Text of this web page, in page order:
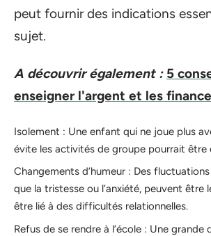
peut fournir des indications
sujet.
A découvrir également : 5
enseigner l'argent et les
Isolement : Une enfant qui ne joue plus
évite les activités de groupe pourrait être
Changements d’humeur : Des fluctuations
que la tristesse ou l’anxiété, peuvent être
être lié à des difficultés relationnelles.
Refus de se rendre à l’école : Une grande